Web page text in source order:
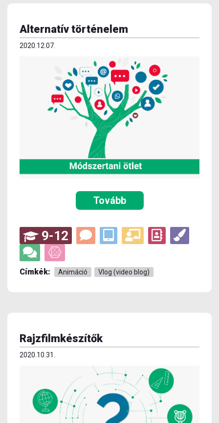
Alternatív történelem
2020.12.07.
Tovább
9-12
Címkék: Animáció Vlog (video blog)
Rajzfilmkészítők
2020.10.31.